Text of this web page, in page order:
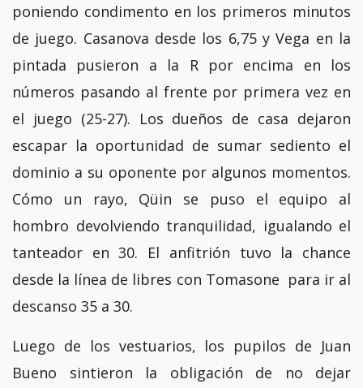
poniendo condimento en los primeros minutos
de juego. Casanova desde los 6,75 y Vega en la
pintada pusieron a la R por encima en los
números pasando al frente por primera vez en
el juego (25-27). Los dueños de casa dejaron
escapar la oportunidad de sumar sediento el
dominio a su oponente por algunos momentos.
Cómo un rayo, Qüin se puso el equipo al
hombro devolviendo tranquilidad, igualando el
tanteador en 30. El anfitrión tuvo la chance
desde la línea de libres con Tomasone para ir al
descanso 35 a 30.
Luego de los vestuarios, los pupilos de Juan
Bueno sintieron la obligación de no dejar